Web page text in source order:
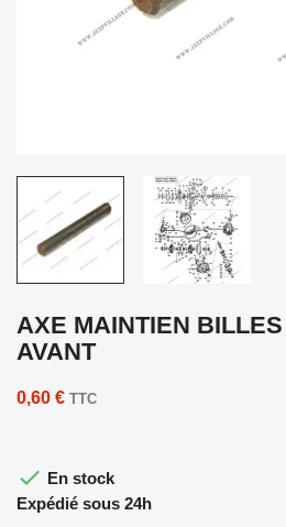
AXE MAINTIEN
AVANT
0,60 € TTC
 En stock
Expédié sous 24h